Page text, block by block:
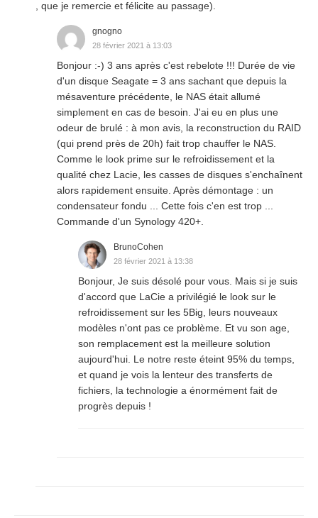
, que je remercie et félicite au passage).
gnogno
28 février 2021 à 13:03
Bonjour :-) 3 ans après c'est rebelote !!! Durée de vie
d'un disque Seagate = 3 ans sachant que depuis la
mésaventure précédente, le NAS était allumé
simplement en cas de besoin. J'ai eu en plus une
odeur de brulé : à mon avis, la reconstruction du RAID
(qui prend près de 20h) fait trop chauffer le NAS.
Comme le look prime sur le refroidissement et la
qualité chez Lacie, les casses de disques s'enchaînent
alors rapidement ensuite. Après démontage : un
condensateur fondu ... Cette fois c'en est trop ...
Commande d'un Synology 420+.
BrunoCohen
28 février 2021 à 13:38
Bonjour, Je suis désolé pour vous. Mais si je suis
d'accord que LaCie a privilégié le look sur le
refroidissement sur les 5Big, leurs nouveaux
modèles n'ont pas ce problème. Et vu son age,
son remplacement est la meilleure solution
aujourd'hui. Le notre reste éteint 95% du temps,
et quand je vois la lenteur des transferts de
fichiers, la technologie a énormément fait de
progrès depuis !